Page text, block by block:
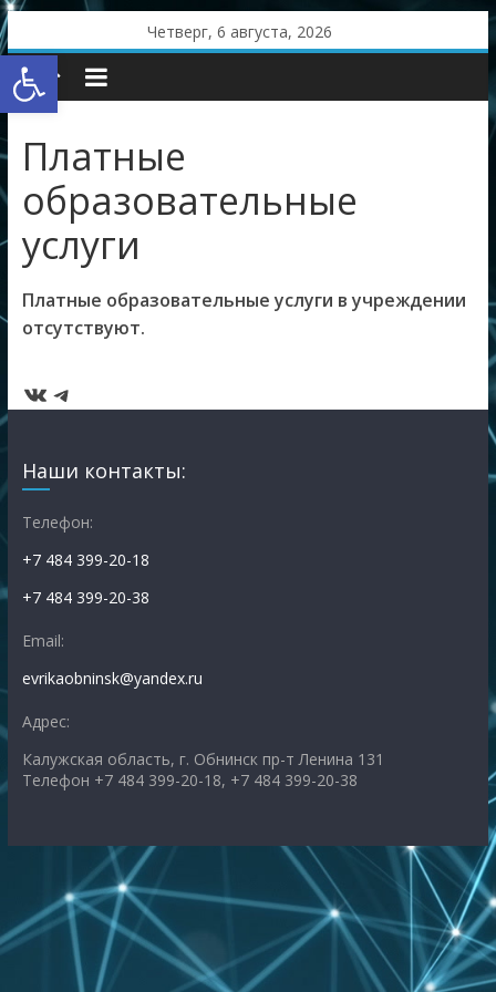
Открыть панель инструментов
Skip
to
content
Четверг, 6 августа, 2026
Платные
образовательные
услуги
Платные образовательные услуги в учреждении
отсутствуют.
ВКонтакте
Telegram
Наши контакты:
Телефон:
+7 484 399-20-18
+7 484 399-20-38
Email:
evrikaobninsk@yandex.ru
Адрес:
Калужская область, г. Обнинск пр-т Ленина 131
Телефон +7 484 399-20-18, +7 484 399-20-38